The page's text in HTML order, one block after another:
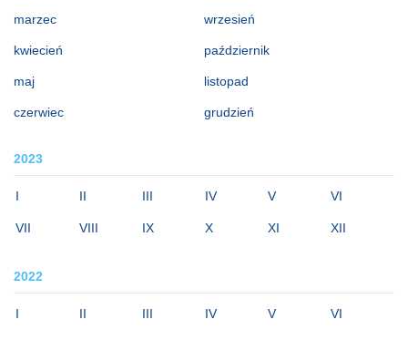
marzec
kwiecień
maj
czerwiec
wrzesień
październik
listopad
grudzień
2023
I II III IV V VI
VII VIII IX X XI XII
2022
I II III IV V VI